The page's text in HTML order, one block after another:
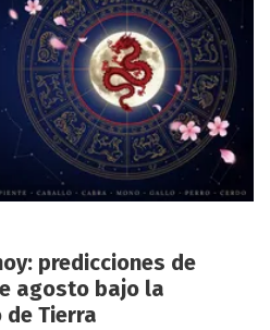
predicciones de
agosto bajo la
de Tierra